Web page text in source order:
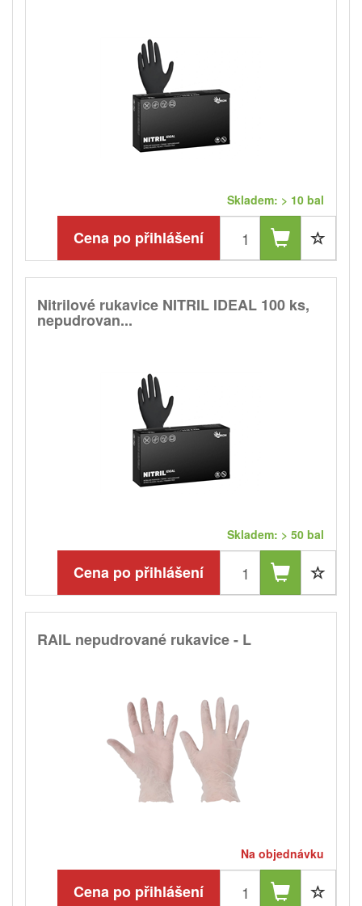
Skladem: > 10 bal
Cena po přihlášení
Nitrilové rukavice NITRIL IDEAL 100 ks,
nepudrovan...
Skladem: > 50 bal
Cena po přihlášení
RAIL nepudrované rukavice - L
Na objednávku
Cena po přihlášení